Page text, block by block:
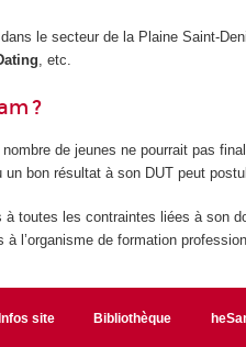
le secteur de la Plaine Saint-
, etc.
?
nombre de jeunes ne pourrait pas
bon résultat à son DUT peut
toutes les contraintes liées à son
l’organisme de formation
site Bibliothèque